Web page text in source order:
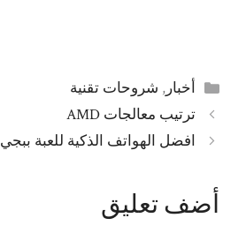
التصنيفات
أخبار, شروحات تقنية
ترتيب معالجات AMD
افضل الهواتف الذكية للعبة ببجي
أضف تعليق